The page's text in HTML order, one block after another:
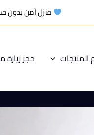
منزل أمن بدون
المنتجات حجز زيارة